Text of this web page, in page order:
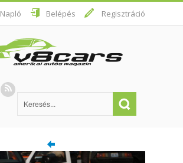
Napló Belépés Regisztráció